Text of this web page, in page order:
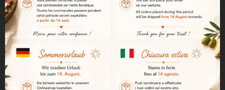
En intensiv och autentisk smak
Kryddorna som används i
tillverkningen ger den en djup,
intensiv och särskilt uttrycksfull